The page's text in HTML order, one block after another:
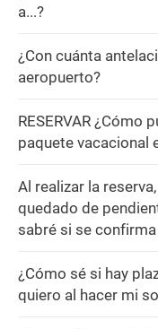
a...?
¿Con cuánta
aeropuerto?
RESERVAR ¿Cómo
paquete vacacional
Al realizar la
quedado de
sabré si se confirma
¿Cómo sé si hay
quiero al hacer mi